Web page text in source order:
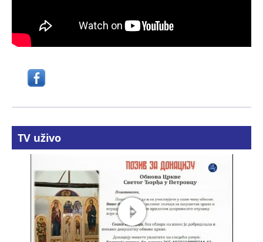
TV uživo